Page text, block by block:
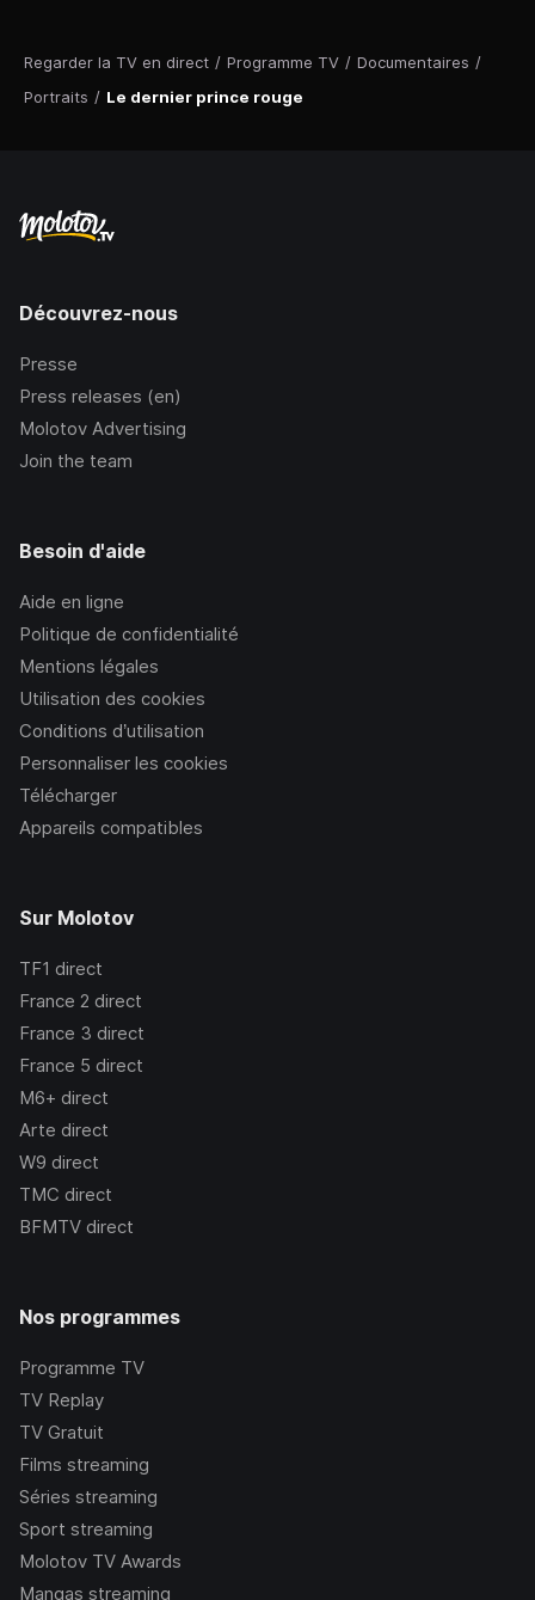
Regarder la TV en direct / Programme TV / Documentaires /
Portraits / Le dernier prince rouge
Découvrez-nous
Presse
Press releases (en)
Molotov Advertising
Join the team
Besoin d'aide
Aide en ligne
Politique de confidentialité
Mentions légales
Utilisation des cookies
Conditions d’utilisation
Personnaliser les cookies
Télécharger
Appareils compatibles
Sur Molotov
TF1 direct
France 2 direct
France 3 direct
France 5 direct
M6+ direct
Arte direct
W9 direct
TMC direct
BFMTV direct
Nos programmes
Programme TV
TV Replay
TV Gratuit
Films streaming
Séries streaming
Sport streaming
Molotov TV Awards
Mangas streaming